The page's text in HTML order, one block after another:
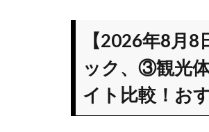
日最
天トラ
ベル
（①ホ
【2026年8月
ック、③観光
イト比較！お